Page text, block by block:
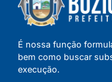
É nossa função
bem como buscar
execução.